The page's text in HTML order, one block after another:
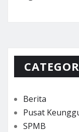
Berita
Pusat
SPMB